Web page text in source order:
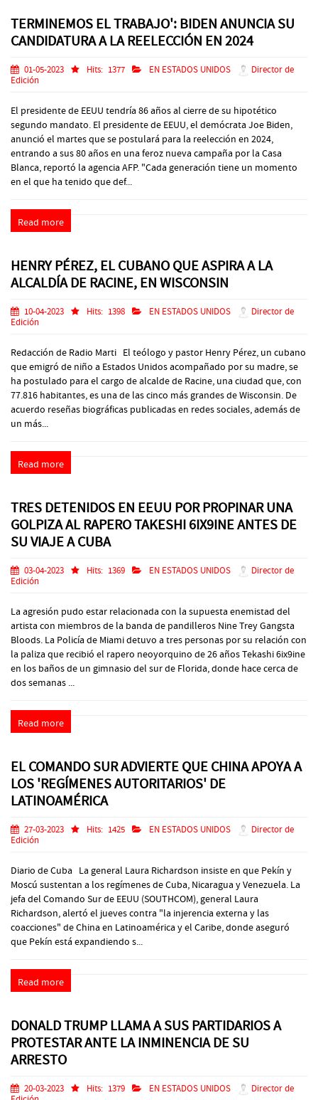
TERMINEMOS EL TRABAJO': BIDEN ANUNCIA SU
CANDIDATURA A LA REELECCIÓN EN 2024
01-05-2023 Hits: 1377 EN ESTADOS UNIDOS
Director de
Edición
El presidente de EEUU tendría 86 años al cierre de su hipotético
segundo mandato. El presidente de EEUU, el demócrata Joe Biden,
anunció el martes que se postulará para la reelección en 2024,
entrando a sus 80 años en una feroz nueva campaña por la Casa
Blanca, reportó la agencia AFP. "Cada generación tiene un momento
en el que ha tenido que def...
Read more
HENRY PÉREZ, EL CUBANO QUE ASPIRA A LA
ALCALDÍA DE RACINE, EN WISCONSIN
10-04-2023 Hits: 1398 EN ESTADOS UNIDOS
Director de
Edición
Redacción de Radio Marti El teólogo y pastor Henry Pérez, un cubano
que emigró de niño a Estados Unidos acompañado por su madre, se
ha postulado para el cargo de alcalde de Racine, una ciudad que, con
77.816 habitantes, es una de las cinco más grandes de Wisconsin. De
acuerdo reseñas biográficas publicadas en redes sociales, además de
un más...
Read more
TRES DETENIDOS EN EEUU POR PROPINAR UNA
GOLPIZA AL RAPERO TAKESHI 6IX9INE ANTES DE
SU VIAJE A CUBA
03-04-2023 Hits: 1369 EN ESTADOS UNIDOS
Director de
Edición
La agresión pudo estar relacionada con la supuesta enemistad del
artista con miembros de la banda de pandilleros Nine Trey Gangsta
Bloods. La Policía de Miami detuvo a tres personas por su relación con
la paliza que recibió el rapero neoyorquino de 26 años Tekashi 6ix9ine
en los baños de un gimnasio del sur de Florida, donde hace cerca de
dos semanas ...
Read more
EL COMANDO SUR ADVIERTE QUE CHINA APOYA A
LOS 'REGÍMENES AUTORITARIOS' DE
LATINOAMÉRICA
27-03-2023 Hits: 1425 EN ESTADOS UNIDOS
Director de
Edición
Diario de Cuba La general Laura Richardson insiste en que Pekín y
Moscú sustentan a los regímenes de Cuba, Nicaragua y Venezuela. La
jefa del Comando Sur de EEUU (SOUTHCOM), general Laura
Richardson, alertó el jueves contra "la injerencia externa y las
coacciones" de China en Latinoamérica y el Caribe, donde aseguró
que Pekín está expandiendo s...
Read more
DONALD TRUMP LLAMA A SUS PARTIDARIOS A
PROTESTAR ANTE LA INMINENCIA DE SU
ARRESTO
20-03-2023 Hits: 1379 EN ESTADOS UNIDOS
Director de